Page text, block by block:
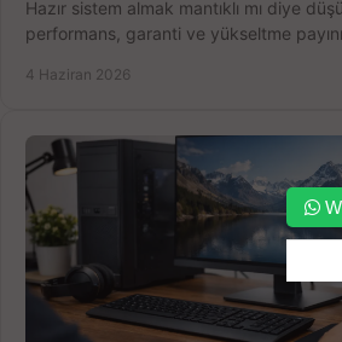
Hazır sistem almak mantıklı mı diye
performans, garanti ve yükseltme
4 Haziran 2026